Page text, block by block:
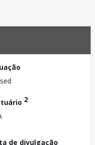
2
de divulgação